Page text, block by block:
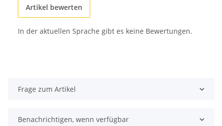
Artikel bewerten
In der aktuellen Sprache gibt es keine Bewertungen.
Frage zum Artikel
Benachrichtigen, wenn verfügbar